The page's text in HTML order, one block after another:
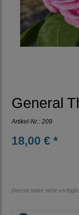
General
Artikel-Nr.: 209
18,00 € *
Derzeit leider nicht